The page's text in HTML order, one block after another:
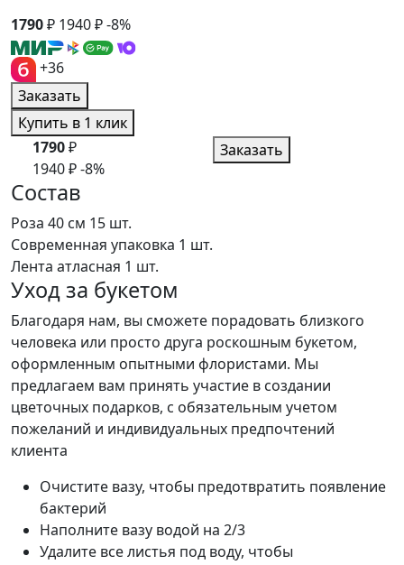
1790₽ 1940₽-8%
+36
Заказать
Купить в 1 клик
1790₽
1940₽-8%
Заказать
Состав
Роза 40 см 15 шт.
Современная упаковка 1 шт.
Лента атласная 1 шт.
Уход за букетом
Благодаря нам, вы сможете порадовать близкого
человека или просто друга роскошным букетом,
оформленным опытными флористами. Мы
предлагаем вам принять участие в создании
цветочных подарков, с обязательным учетом
пожеланий и индивидуальных предпочтений
клиента
Очистите вазу, чтобы предотвратить появление
бактерий
Наполните вазу водой на 2/3
Удалите все листья под воду, чтобы